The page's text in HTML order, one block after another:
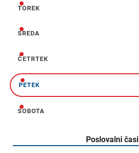
torek
TOREK
sreda
SREDA
četrtek
ČETRTEK
petek
PETEK
sobota
SOBOTA
Poslovalni časi